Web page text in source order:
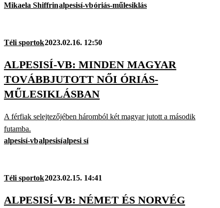
Mikaela Shiffrinalpesisí-vbóriás-műlesiklás
Téli sportok2023.02.16. 12:50
ALPESISÍ-VB: MINDEN MAGYAR
TOVÁBBJUTOTT NŐI ÓRIÁS-
MŰLESIKLÁSBAN
A férfiak selejtezőjében háromból két magyar jutott a második
futamba.
alpesisí-vbalpesisíalpesi sí
Téli sportok2023.02.15. 14:41
ALPESISÍ-VB: NÉMET ÉS NORVÉG